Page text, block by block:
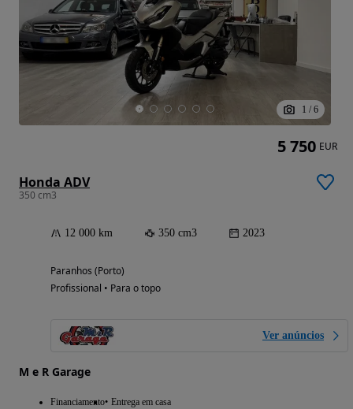
1 / 6
Honda ADV
350 cm3
12 000 km 350 cm3 2023
Paranhos (Porto)
Profissional • Para o topo
Ver anúncios
M e R Garage
Financiamento Entrega em casa
5 750 EUR